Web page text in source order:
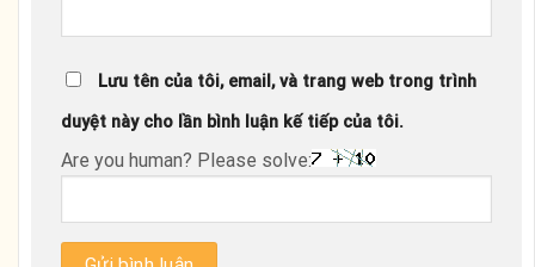
Lưu tên của tôi, email, và trang web trong trình
duyệt này cho lần bình luận kế tiếp của tôi.
Are you human? Please solve: